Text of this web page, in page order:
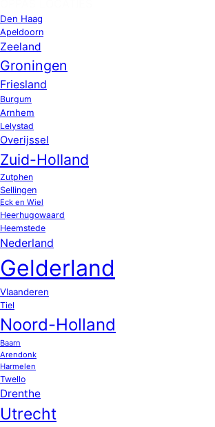
Den Haag
Apeldoorn
Zeeland
Groningen
Friesland
Burgum
Arnhem
Lelystad
Overijssel
Zuid-Holland
Zutphen
Sellingen
Eck en Wiel
Heerhugowaard
Heemstede
Nederland
Gelderland
Vlaanderen
Tiel
Noord-Holland
Baarn
Arendonk
Harmelen
Twello
Drenthe
Utrecht